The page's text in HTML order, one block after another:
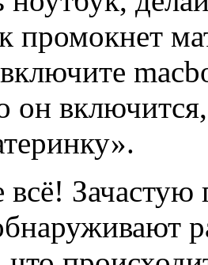
промокнет
он
Зачастую